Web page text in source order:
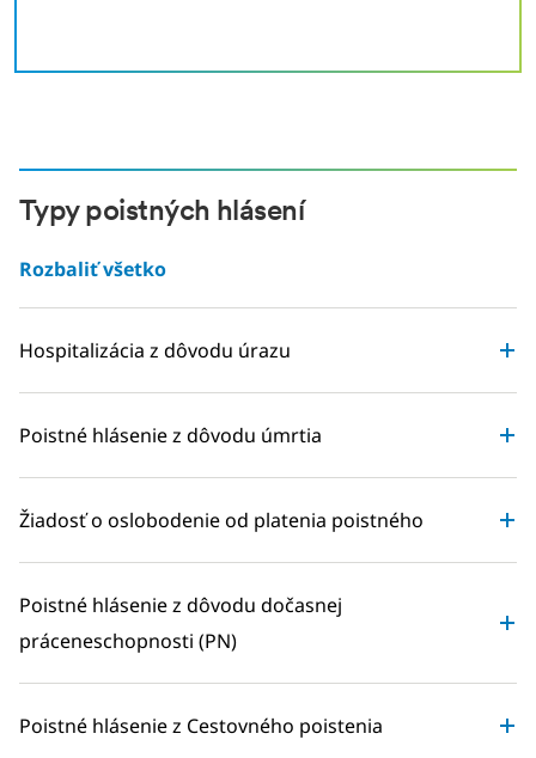
Typy poistných hlásení
Rozbaliť všetko
Hospitalizácia z dôvodu úrazu
Poistné hlásenie z dôvodu úmrtia
Žiadosť o oslobodenie od platenia poistného
Poistné hlásenie z dôvodu dočasnej
práceneschopnosti (PN)
Poistné hlásenie z Cestovného poistenia